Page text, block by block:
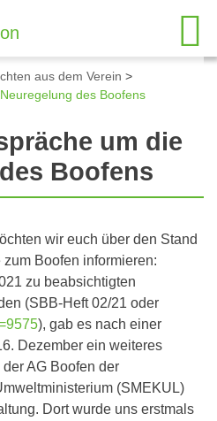
aus dem Verein >
des Boofens
um die
Boofens
wir euch über den Stand
Boofen informieren:
zu beabsichtigten
(SBB-Heft 02/21 oder
), gab es nach einer
Dezember ein weiteres
AG Boofen der
(SMEKUL)
Dort wurde uns erstmals